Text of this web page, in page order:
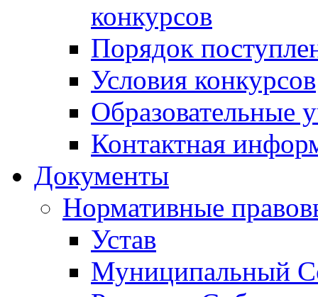
конкурсов
Порядок
Условия конкурсов
Образовательные
Контактная
Документы
Нормативные
Устав
Муниципальный